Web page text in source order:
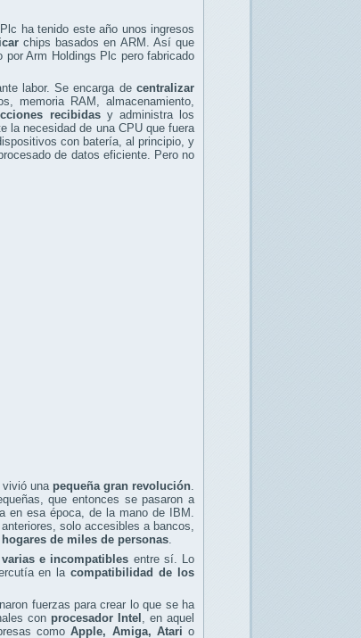
Plc ha tenido este año unos ingresos
chips basados en ARM. Así que
Arm Holdings Plc pero fabricado
labor. Se encarga decentralizar
memoria RAM, almacenamiento,
recibidasy administra los
la necesidad de una CPU que fuera
con batería, al principio, y
de datos eficiente. Pero no
vivió una pequeña gran revolución.
que entonces se pasaron a
en esa época, de la mano de IBM.
solo accesibles a bancos,
de miles de personas.
e incompatibles entre sí. Lo
en lacompatibilidad de los
fuerzas para crear lo que se ha
con procesador Intel , en aquel
comoApple, Amiga, Atari o